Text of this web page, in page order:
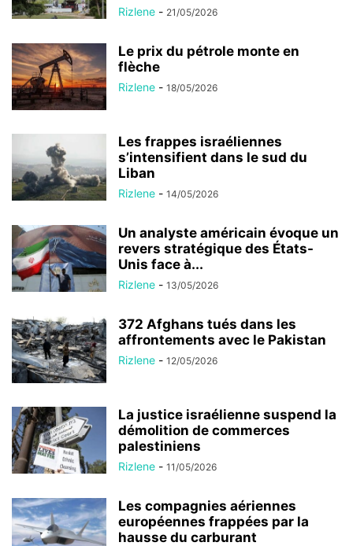
Rizlene - 21/05/2026
Le prix du pétrole monte en
flèche
Rizlene - 18/05/2026
Les frappes israéliennes
s’intensifient dans le sud du
Liban
Rizlene - 14/05/2026
Un analyste américain évoque un
revers stratégique des États-
Unis face à...
Rizlene - 13/05/2026
372 Afghans tués dans les
affrontements avec le Pakistan
Rizlene - 12/05/2026
La justice israélienne suspend la
démolition de commerces
palestiniens
Rizlene - 11/05/2026
Les compagnies aériennes
européennes frappées par la
hausse du carburant